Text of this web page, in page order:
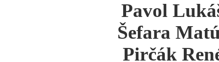
Pavol
Šefara
Pirčák